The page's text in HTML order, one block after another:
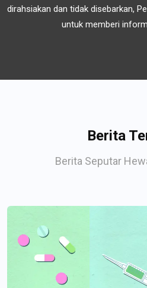
dirahsiakan dan tidak disebarkan,
untuk memberi
Berita
Berita Seputar